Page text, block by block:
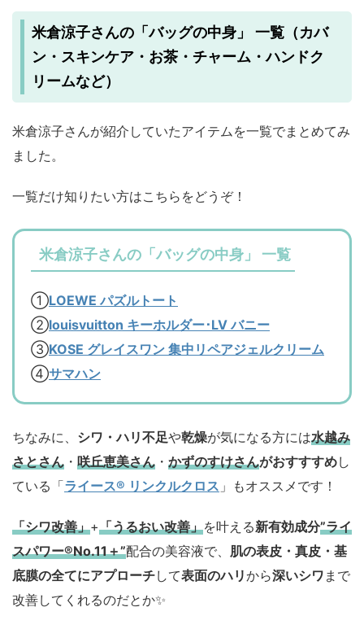
米倉涼子さんの「バッグの中身」 一覧（カバ
ン・スキンケア・お茶・チャーム・ハンドク
リームなど）
米倉涼子さんが紹介していたアイテムを一覧でまとめてみ
ました。
一覧だけ知りたい方はこちらをどうぞ！
米倉涼子さんの「バッグの中身」 一覧
①LOEWE パズルトート
②louisvuitton キーホルダー･LV バニー
③KOSE グレイスワン 集中リペアジェルクリーム
④サマハン
ちなみに、 シワ・ハリ不足や乾燥が気になる方には水越み
さとさん ・ 咲丘恵美さん ・ かずのすけさんがおすすすめし
ている「ライース® リンクルクロス 」もオススメです！
「シワ改善」+「うるおい改善」を叶える新有効成分”ライ
スパワー®No.11＋”配合の美容液で、 肌の表皮・真皮・基
底膜の全てにアプローチして表面のハリから深いシワ まで
改善してくれるのだとか✨